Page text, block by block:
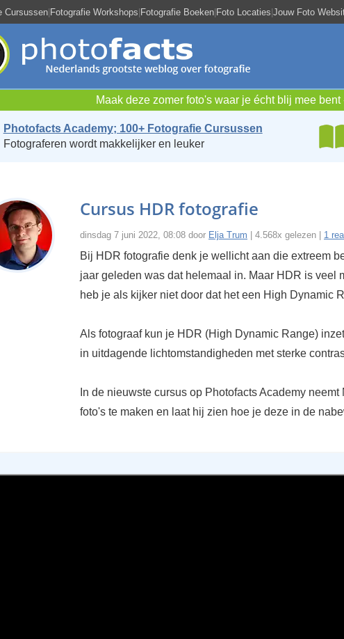
Cursussen|Fotografie Workshops|Fotografie Boeken|Foto Locaties|Jouw Foto
Maak deze zomer foto's waar je écht blij mee bent
Photofacts Academy; 100+ Fotografie Cursussen
Fotograferen wordt makkelijker en leuker
Cursus HDR fotografie
dinsdag 7 juni 2022, 08:08 door Elja Trum | 4.568x gelezen | 1
Bij HDR fotografie denk je wellicht aan die extreem
jaar geleden was dat helemaal in. Maar HDR is veel
heb je als kijker niet door dat het een High Dynamic
Als fotograaf kun je HDR (High Dynamic Range)
in uitdagende lichtomstandigheden met sterke
In de nieuwste cursus op Photofacts Academy
foto's te maken en laat hij zien hoe je deze in de